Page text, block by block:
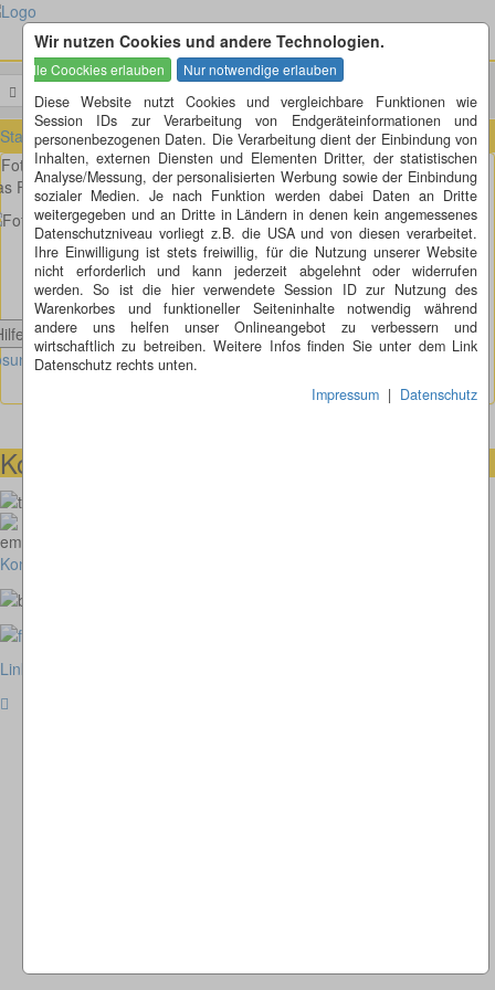
Wir nutzen Cookies und andere Technologien.
Diese Website nutzt Cookies und vergleichbare Funktionen wie
Session IDs zur Verarbeitung von Endgeräteinformationen und
personenbezogenen Daten. Die Verarbeitung dient der Einbindung von
Inhalten, externen Diensten und Elementen Dritter, der statistischen
Analyse/Messung, der personalisierten Werbung sowie der Einbindung
sozialer Medien. Je nach Funktion werden dabei Daten an Dritte
weitergegeben und an Dritte in Ländern in denen kein angemessenes
Datenschutzniveau vorliegt z.B. die USA und von diesen verarbeitet.
Ihre Einwilligung ist stets freiwillig, für die Nutzung unserer Website
nicht erforderlich und kann jederzeit abgelehnt oder widerrufen
werden. So ist die hier verwendete Session ID zur Nutzung des
Warenkorbes und funktioneller Seiteninhalte notwendig während
andere uns helfen unser Onlineangebot zu verbessern und
wirtschaftlich zu betreiben. Weitere Infos finden Sie unter dem Link
Datenschutz rechts unten.
Impressum | Datenschutz
Startseite » Fotorätsel » Fotorätsel 201 bis 210 » Fotorätsel 207
Fotorätsel 207
Fliewatüüt, mal ganz aus der Nähe. Oder?
anzeigen
Fotorätsel 207 anzeigen
Kontaktmöglichkeiten
Kontakt
Link zur klassischen Website